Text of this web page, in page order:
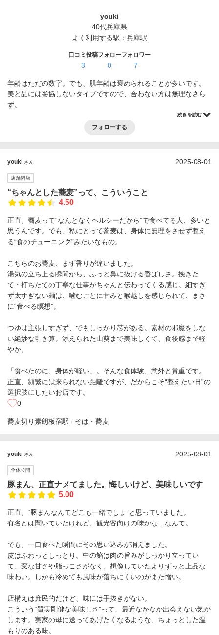
youki
40代兵庫県
よく利用する駅： 兵庫駅
口コミ投稿
3
フォロー
0
フォロワー
7
年齢はただの数字。でも、肌年齢は褒められることが多いです。
美と品には妥協しないタイプですので、合わない方は無理なさら
ず。
続きを読む
フォローする
youki さん 2025-08-01
店舗閉店
“ちゃんとした蕎麦”って、こういうこと
4.50
正直、蕎麦って“なんとなくヘルシーだから”で食べてる人、多いと
思うんです。でも、私にとって蕎麦は、身体に無理をさせず整え
る“食のチューニング”みたいなもの。
こちらのお蕎麦、まず香りが違いました。
湯気の立ち上る瞬間から、ふっと鼻に抜ける香ばしさ。挽きた
て・打ちたての丁寧な仕事がちゃんと伝わってくる感じ。細すぎ
ず太すぎない麺は、噛むごとに甘みと喉越しを感じられて、まさ
に“食べる瞑想”。
つゆは主張しすぎず、でもしっかり芯がある。素材の邪魔をしな
い絶妙な引き算。添えられた山葵まで美味しくて、食後感まで軽
やか。
「食べたのに、身体が軽い」。そんな食体験、意外と貴重です。
正直、頻繁には来られない距離ですが、だからこそ“整えたい日”の
選択肢にしたいお店です。
0
蕎麦切り素朗板宿駅 そば・蕎麦
youki さん 2025-08-01
全体公開
豚まん、正直ナメてました。悔しいけど、美味しいです
5.00
正直、“豚まんなんてどこも一緒でしょ”と思っていました。
有名とは聞いていたけれど、観光客向けの味かな…なんて。
でも、一口食べた瞬間にその思い込みが消えました。
皮はふわっとしっとり。中の餡は肉の旨みがしっかり立ってい
て、変な甘さや脂っこさがなく、想像していたよりずっと上品な
味わい。しかも冷めても風味が落ちにくいのがまた憎い。
店構えは庶民的だけど、味には手抜きがない。
こういう“質実剛健な美味しさ”って、最近なかなか出会えない気が
します。実家の母に送ってあげたくなるような、ちょっとした温
もりのある味。